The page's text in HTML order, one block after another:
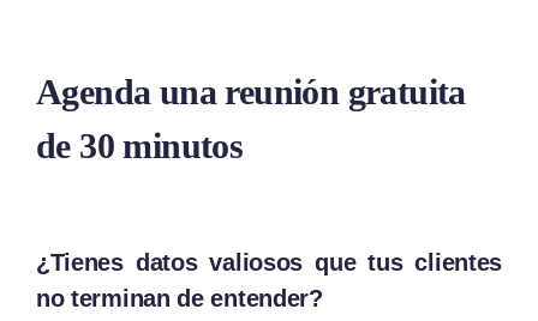
Agenda una reunión gratuita
de 30 minutos
¿Tienes datos valiosos que tus clientes
no terminan de entender?